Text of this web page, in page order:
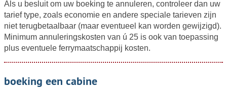
Als u besluit om uw boeking te annuleren, controleer dan uw
tarief type, zoals economie en andere speciale tarieven zijn
niet terugbetaalbaar (maar eventueel kan worden gewijzigd).
Minimum annuleringskosten van ú 25 is ook van toepassing
plus eventuele ferrymaatschappij kosten.
boeking een cabine